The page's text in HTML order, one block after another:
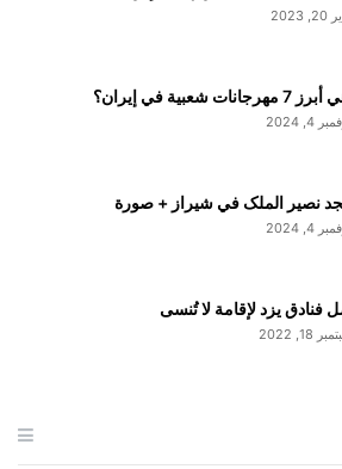
شعبية في إيران؟
4, 2024
نصير الملک في شيراز + صورة
4, 2024
فنادق يزد لإقامة لا تُنسى
18, 2022